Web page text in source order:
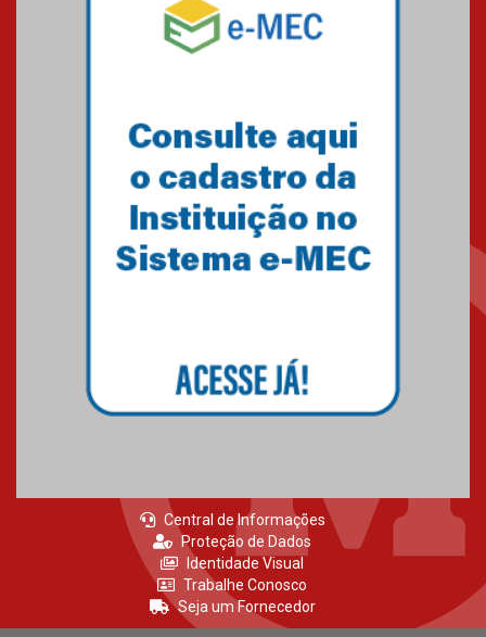
Central de Informações
Proteção de Dados
Identidade Visual
Trabalhe Conosco
Seja um Fornecedor